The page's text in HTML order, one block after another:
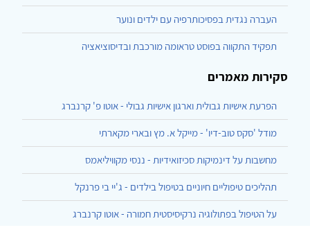
העברה נגדית בפסיכותרפיה עם ילדים ונוער
תפקיד התקווה בפוסט טראומה מורכבת ובדיסוציאציה
סקירות מאמרים
הפרעת אישיות גבולית וארגון אישיות גבולי - אוטו פ' קרנברג
מודל 'סקס טוב-דיו' - מייקל א. מץ ובארי מקארתי
מחשבות על דינמיקות סכיזואידיות - ננסי מקוויליאמס
תהליכים טיפוליים חיוניים בטיפול בילדים - ג'יי בי פרנקל
על הטיפול בפתולוגיה נרקיסיסטית חמורה - אוטו קרנברג